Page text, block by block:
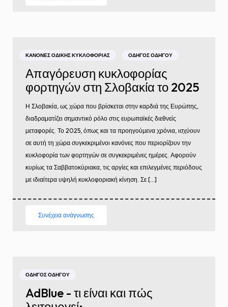
ΚΑΝΌΝΕΣ ΟΔΙΚΉΣ ΚΥΚΛΟΦΟΡΊΑΣ ΟΔΗΓΌΣ ΟΔΗΓΟΎ
Απαγόρευση κυκλοφορίας
φορτηγών στη Σλοβακία το 2025
Η Σλοβακία, ως χώρα που βρίσκεται στην καρδιά της Ευρώπης,
διαδραματίζει σημαντικό ρόλο στις ευρωπαϊκές διεθνείς
μεταφορές. Το 2025, όπως και τα προηγούμενα χρόνια, ισχύουν
σε αυτή τη χώρα συγκεκριμένοι κανόνες που περιορίζουν την
κυκλοφορία των φορτηγών σε συγκεκριμένες ημέρες. Αφορούν
κυρίως τα Σαββατοκύριακα, τις αργίες και επιλεγμένες περιόδους
με ιδιαίτερα υψηλή κυκλοφοριακή κίνηση. Σε […]
Συνέχεια ανάγνωσης
ΟΔΗΓΌΣ ΟΔΗΓΟΎ
AdBlue - τι είναι και πώς